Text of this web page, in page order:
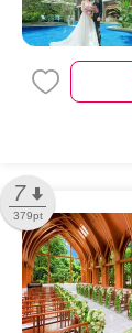
7
379pt